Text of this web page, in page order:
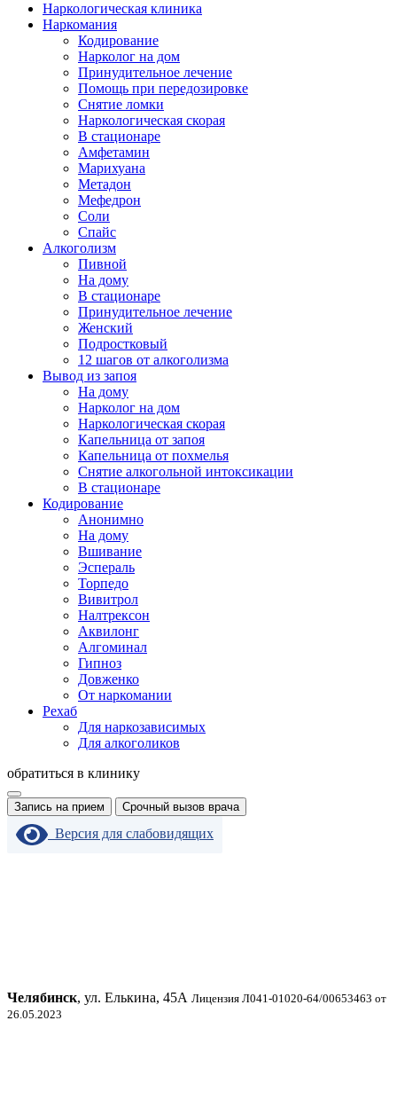
Наркологическая клиника
Наркомания
Кодирование
Нарколог на дом
Принудительное лечение
Помощь при передозировке
Снятие ломки
Наркологическая скорая
В стационаре
Амфетамин
Марихуана
Метадон
Мефедрон
Соли
Спайс
Алкоголизм
Пивной
На дому
В стационаре
Принудительное лечение
Женский
Подростковый
12 шагов от алкоголизма
Вывод из запоя
На дому
Нарколог на дом
Наркологическая скорая
Капельница от запоя
Капельница от похмелья
Снятие алкогольной интоксикации
В стационаре
Кодирование
Анонимно
На дому
Вшивание
Эспераль
Торпедо
Вивитрол
Налтрексон
Аквилонг
Алгоминал
Гипноз
Довженко
От наркомании
Рехаб
Для наркозависимых
Для алкоголиков
обратиться в клинику
Запись на прием Срочный вызов врача
Версия для слабовидящих
Челябинск, ул. Елькина, 45А Лицензия Л041-01020-64/00653463 от
26.05.2023